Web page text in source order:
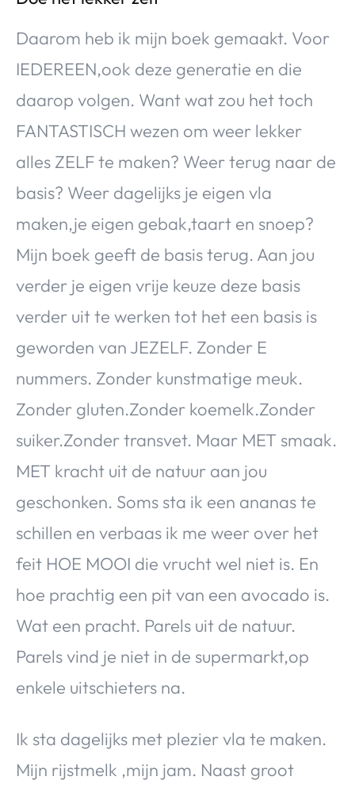
Daarom heb ik mijn boek gemaakt. Voor
IEDEREEN,ook deze generatie en die
daarop volgen. Want wat zou het toch
FANTASTISCH wezen om weer lekker
alles ZELF te maken? Weer terug naar de
basis? Weer dagelijks je eigen vla
maken,je eigen gebak,taart en snoep?
Mijn boek geeft de basis terug. Aan jou
verder je eigen vrije keuze deze basis
verder uit te werken tot het een basis is
geworden van JEZELF. Zonder E
nummers. Zonder kunstmatige meuk.
Zonder gluten.Zonder koemelk.Zonder
suiker.Zonder transvet. Maar MET smaak.
MET kracht uit de natuur aan jou
geschonken. Soms sta ik een ananas te
schillen en verbaas ik me weer over het
feit HOE MOOI die vrucht wel niet is. En
hoe prachtig een pit van een avocado is.
Wat een pracht. Parels uit de natuur.
Parels vind je niet in de supermarkt,op
enkele uitschieters na.
Ik sta dagelijks met plezier vla te maken.
Mijn rijstmelk ,mijn jam. Naast groot